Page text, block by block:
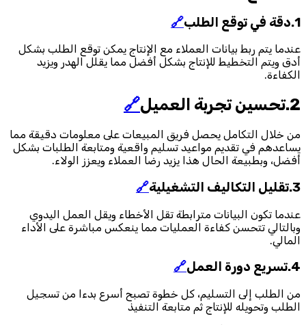
1.دقة في توقع الطلب 🔗
عندما يتم ربط بيانات العملاء مع الإنتاج يمكن توقع الطلب بشكل
أدق ويتم التخطيط للإنتاج بشكل أفضل مما يقلل الهدر ويزيد
الكفاءة.
2.تحسين تجربة العميل 🔗
من خلال التكامل يحصل فريق المبيعات على معلومات دقيقة مما
يساعدهم في تقديم مواعيد تسليم واقعية ومتابعة الطلبات بشكل
أفضل، وبطبيعة الحال هذا يزيد رضا العملاء ويعزز الولاء.
3.تقليل التكاليف التشغيلية 🔗
عندما تكون البيانات مترابطة تقل الأخطاء ويقل العمل اليدوي
وبالتالي تتحسن كفاءة العمليات مما ينعكس مباشرة على الأداء
المالي.
4.تسريع دورة العمل 🔗
من الطلب إلى التسليم، كل خطوة تصبح أسرع بدءا من تسجيل
الطلب وتحويله للإنتاج ثم متابعة التنفيذ